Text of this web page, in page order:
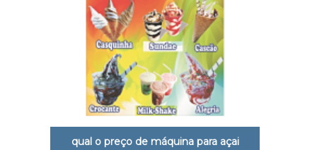
qual o preço de máquina para açai